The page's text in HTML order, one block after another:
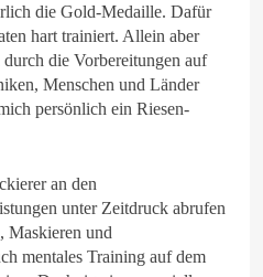
die Gold-Medaille. Dafür
hart trainiert. Allein aber
durch die Vorbereitungen auf
Menschen und Länder
persönlich ein Riesen-
an den
unter Zeitdruck abrufen
Maskieren und
mentales Training auf dem